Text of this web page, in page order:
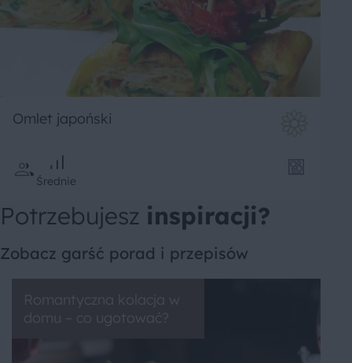
Omlet japoński
Średnie
Potrzebujesz inspiracji?
Zobacz garść porad i przepisów
Romantyczna kolacja w
domu – co ugotować?